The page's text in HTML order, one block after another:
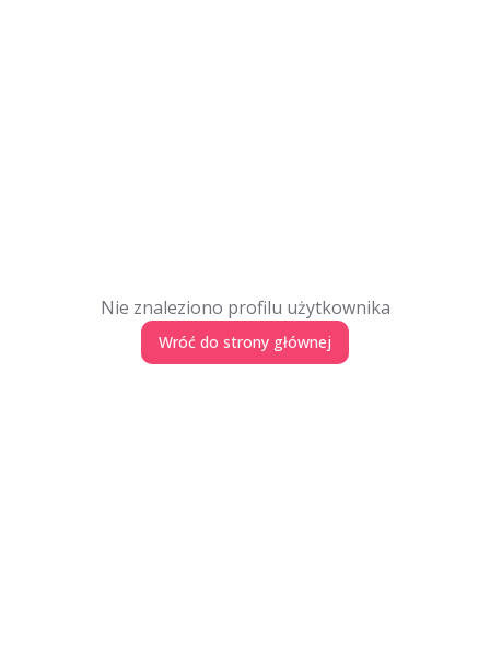
Nie znaleziono profilu użytkownika
Wróć do strony głównej